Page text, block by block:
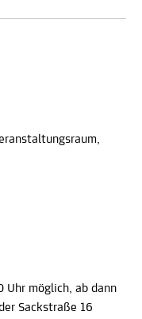
Uhr möglich, ab dann
Sackstraße 16